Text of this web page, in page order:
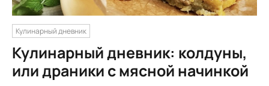
Кулинарный дневник
Кулинарный дневник: колдуны,
или драники с мясной начинкой